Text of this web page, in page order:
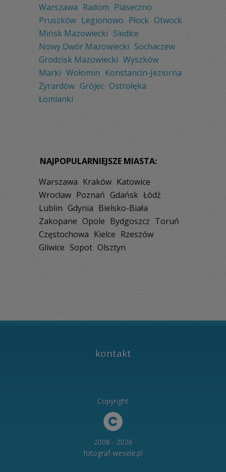
Warszawa Radom Piaseczno
Pruszków Legionowo Płock Otwock
Mińsk Mazowiecki Siedlce
Nowy Dwór Mazowiecki Sochaczew
Grodzisk Mazowiecki Wyszków
Marki Wołomin Konstancin-Jeziorna
Żyrardów Grójec Ostrołęka
Łomianki
NAJPOPULARNIEJSZE MIASTA:
Warszawa Kraków Katowice
Wrocław Poznań Gdańsk Łódź
Lublin Gdynia Bielsko-Biała
Zakopane Opole Bydgoszcz Toruń
Częstochowa Kielce Rzeszów
Gliwice Sopot Olsztyn
kontakt
Copyright
2008 - 2026
fotograf-wesele.pl